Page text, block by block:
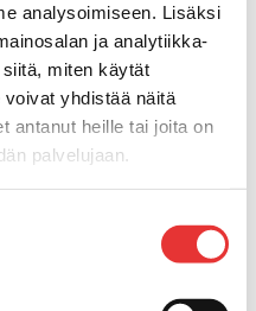
analysoimiseen. Lisäksi
ja analytiikka-
miten käytät
yhdistää näitä
antanut heille tai joita on
palvelujaan.
ja -tuolinjalat
ja istuimet
Venetuolit
Tuolinjalat
Tuolit
ja verhot